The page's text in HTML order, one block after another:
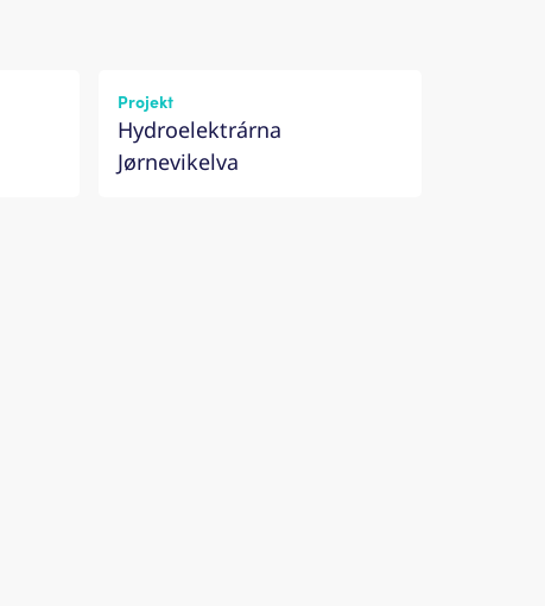
Projekt
Hydroelektrárna
Jørnevikelva